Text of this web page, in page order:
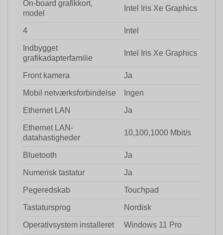
On-board grafikkort,
model
Intel Iris Xe Graphics
4 Intel
Indbygget
grafikadapterfamilie
Intel Iris Xe Graphics
Front kamera Ja
Mobil netværksforbindelse Ingen
Ethernet LAN Ja
Ethernet LAN-
datahastigheder
10,100,1000 Mbit/s
Bluetooth Ja
Numerisk tastatur Ja
Pegeredskab Touchpad
Tastatursprog Nordisk
Operativsystem installeret Windows 11 Pro